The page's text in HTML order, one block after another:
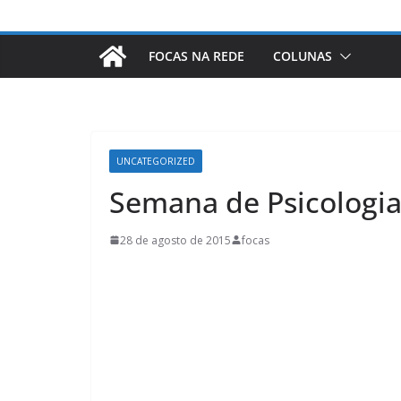
FOCAS NA REDE COLUNAS
UNCATEGORIZED
Semana de Psicologia
28 de agosto de 2015 focas